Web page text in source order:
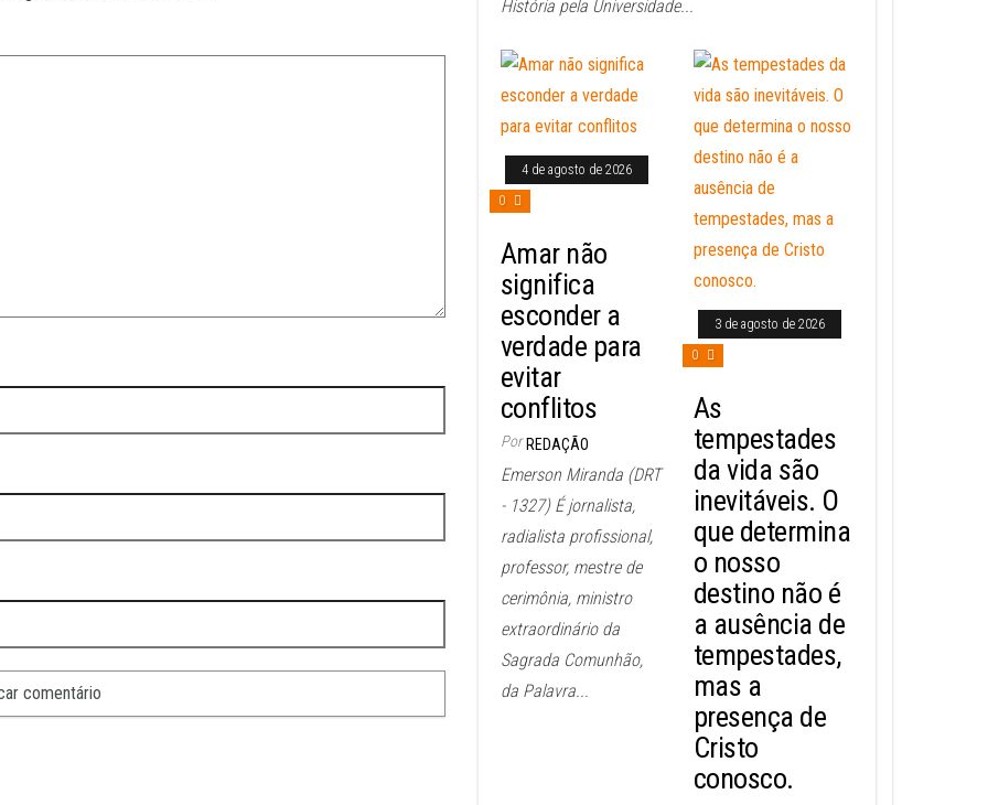
História pela Universidade...
4 de agosto de 2026
0
Amar não
significa
esconder a
verdade para
evitar
conflitos
Por REDAÇÃO
Emerson Miranda (DRT
- 1327) É jornalista,
radialista profissional,
professor, mestre de
cerimônia, ministro
extraordinário da
Sagrada Comunhão,
da Palavra...
3 de agosto de 2026
0
As
tempestades
da vida são
inevitáveis. O
que determina
o nosso
destino não é
a ausência de
tempestades,
mas a
presença de
Cristo
conosco.